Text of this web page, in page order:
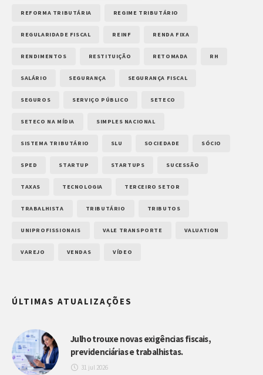
REFORMA TRIBUTÁRIA REGIME TRIBUTÁRIO
REGULARIDADE FISCAL REINF RENDA FIXA
RENDIMENTOS RESTITUIÇÃO RETOMADA RH
SALÁRIO SEGURANÇA SEGURANÇA FISCAL
SEGUROS SERVIÇO PÚBLICO SETECO
SETECO NA MÍDIA SIMPLES NACIONAL
SISTEMA TRIBUTÁRIO SLU SOCIEDADE SÓCIO
SPED STARTUP STARTUPS SUCESSÃO
TAXAS TECNOLOGIA TERCEIRO SETOR
TRABALHISTA TRIBUTÁRIO TRIBUTOS
UNIPROFISSIONAIS VALE TRANSPORTE VALUATION
VAREJO VENDAS VÍDEO
ÚLTIMAS ATUALIZAÇÕES
Julho trouxe novas exigências fiscais,
previdenciárias e trabalhistas.
31 jul 2026